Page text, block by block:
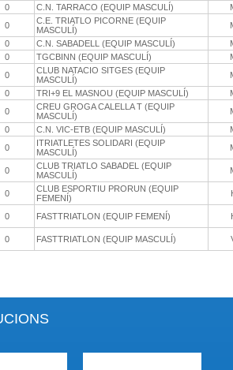
0
C.N. TARRACO (EQUIP MASCULÍ)
0
C.E. TRIATLO PICORNE (EQUIP
MASCULÍ)
0
C.N. SABADELL (EQUIP MASCULÍ)
0
TGCBINN (EQUIP MASCULÍ)
0
CLUB NATACIO SITGES (EQUIP
MASCULÍ)
0
TRI+9 EL MASNOU (EQUIP MASCULÍ)
0
CREU GROGA CALELLA T (EQUIP
MASCULÍ)
0
C.N. VIC-ETB (EQUIP MASCULÍ)
0
ITRIATLETES SOLIDARI (EQUIP
MASCULÍ)
0
CLUB TRIATLO SABADEL (EQUIP
MASCULÍ)
0
CLUB ESPORTIU PRORUN (EQUIP
FEMENÍ)
0 FASTTRIATLON (EQUIP FEMENÍ)
0 FASTTRIATLON (EQUIP MASCULÍ)